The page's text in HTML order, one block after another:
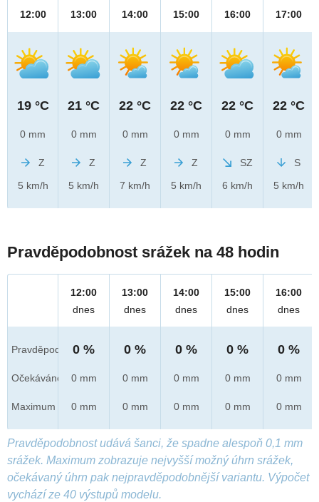
12:00
19 °C
0 mm
Z
5 km/h
13:00
21 °C
0 mm
Z
5 km/h
14:00
22 °C
0 mm
Z
7 km/h
15:00
22 °C
0 mm
Z
5 km/h
16:00
22 °C
0 mm
SZ
6 km/h
17:00
22 °C
0 mm
S
5 km/h
Pravděpodobnost srážek na 48 hodin
Pravděpod.
Očekáváno
Maximum
12:00
dnes
0 %
0 mm
0 mm
13:00
dnes
0 %
0 mm
0 mm
14:00
dnes
0 %
0 mm
0 mm
15:00
dnes
0 %
0 mm
0 mm
16:00
dnes
0 %
0 mm
0 mm
Pravděpodobnost udává šanci, že spadne alespoň 0,1 mm
srážek. Maximum zobrazuje nejvyšší možný úhrn srážek,
očekávaný úhrn pak nejpravděpodobnější variantu. Výpočet
vychází ze 40 výstupů modelu.